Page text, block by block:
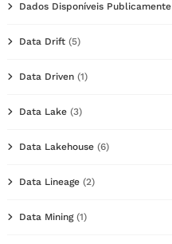
Dados Disponíveis Publicamente
Data Drift (5)
Data Driven (1)
Data Lake (3)
Data Lakehouse (6)
Data Lineage (2)
Data Mining(1)